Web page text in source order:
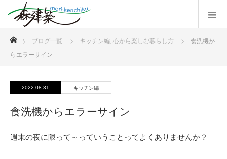
ブログ一覧 キッチン編, 心から楽しむ暮らし方
食洗機か
らエラーサイン
2022.08.31 キッチン編
食洗機からエラーサイン
週末の夜に限って～っていうことってよくありませんか？